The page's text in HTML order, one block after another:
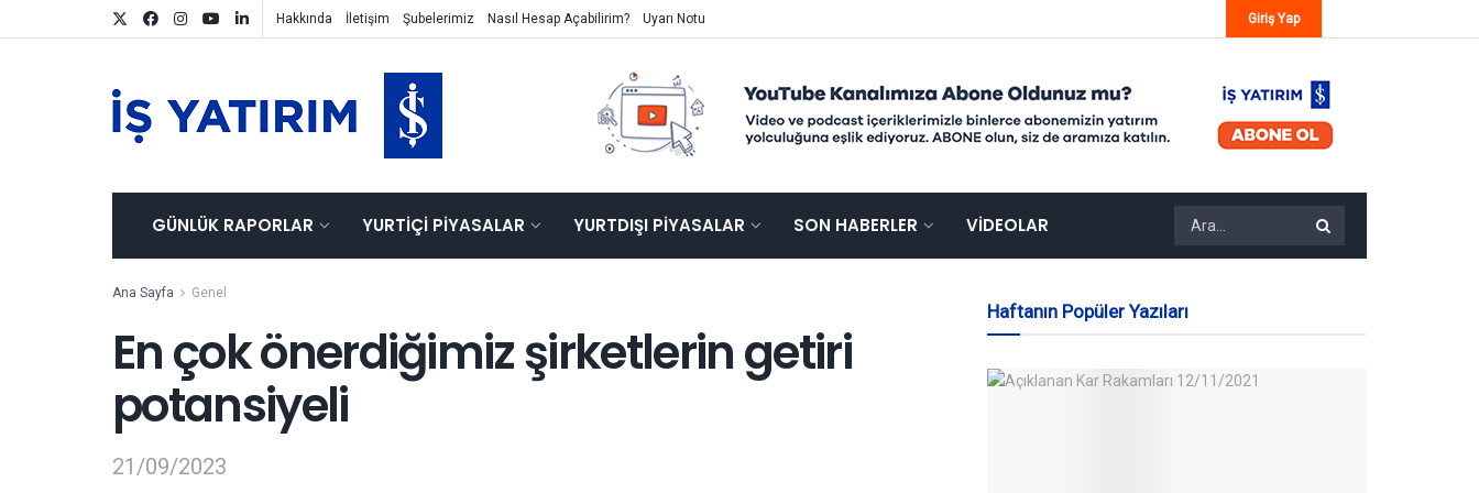
Hakkında İletişim Şubelerimiz Nasıl Hesap Açabilirim? Uyarı Notu Giriş Yap
GÜNLÜK RAPORLAR YURTIÇI PIYASALAR YURTDIŞI PIYASALAR SON HABERLER VIDEOLAR
Ana Sayfa Genel
En çok önerdiğimiz şirketlerin getiri
potansiyeli
21/09/2023
Haftanın Popüler Yazıları